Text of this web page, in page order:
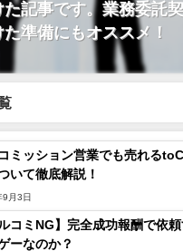
た記事です。業務委託
準備にもオススメ！
ミッション営業でも売れる
いて徹底解説！
月3日
ルコミNG】完全成功報酬で依
ーなのか？